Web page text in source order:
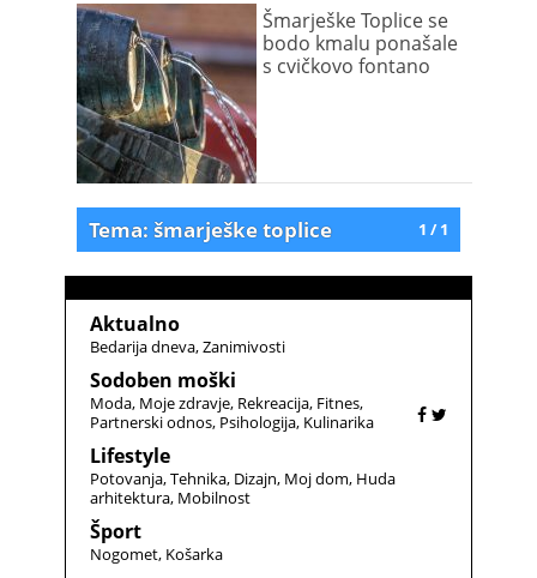
Šmarješke Toplice se
bodo kmalu ponašale
s cvičkovo fontano
1 / 1
Tema: šmarješke toplice
Aktualno
Bedarija dneva Zanimivosti
Sodoben moški
Moda Moje zdravje Rekreacija Fitnes
Partnerski odnos Psihologija Kulinarika
Lifestyle
Potovanja Tehnika Dizajn Moj dom Huda
arhitektura Mobilnost
Šport
Nogomet Košarka